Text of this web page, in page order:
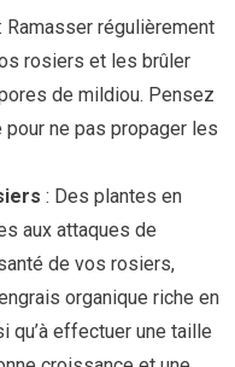
: Ramasser régulièrement
rosiers et les brûler
de mildiou. Pensez
ne pas propager les
: Des plantes en
aux attaques de
de vos rosiers,
organique riche en
qu’à effectuer une taille